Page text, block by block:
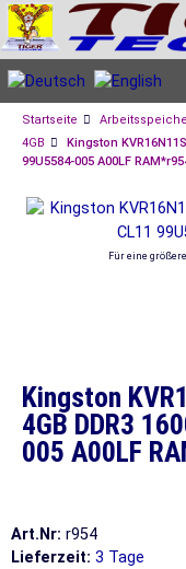
Startseite
4GB
Kingston
99U5584-005 A00LF
Für eine
Kingston
4GB DDR3
005 A00LF
Art.Nr: r954
Lieferzeit: 3 Tage